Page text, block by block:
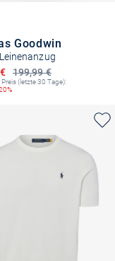
Goodwin
199,99 €
Preis
(letzte 30 Tage):